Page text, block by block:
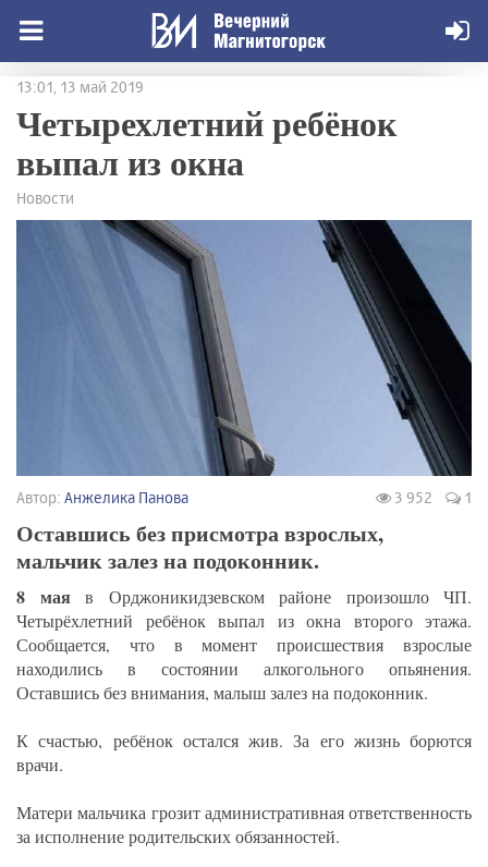
13:01, 13 май 2019
Четырехлетний ребёнок
выпал из окна
Новости
Автор: Анжелика Панова 3 952 1
Оставшись без присмотра взрослых,
мальчик залез на подоконник.
8 маяв Орджоникидзевском районе произошло ЧП.
Четырёхлетний ребёнок выпал из окна второго этажа.
Сообщается, что в момент происшествия взрослые
находились в состоянии алкогольного опьянения.
Оставшись без внимания, малыш залез на подоконник.
К счастью, ребёнок остался жив. За его жизнь борются
врачи.
Матери мальчика грозит административная ответственность
за исполнение родительских обязанностей.